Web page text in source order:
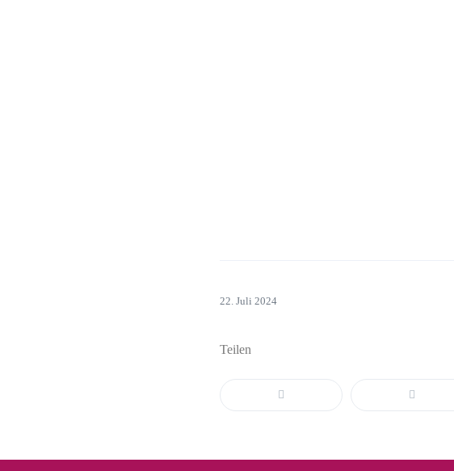
22. Juli 2024
Teilen